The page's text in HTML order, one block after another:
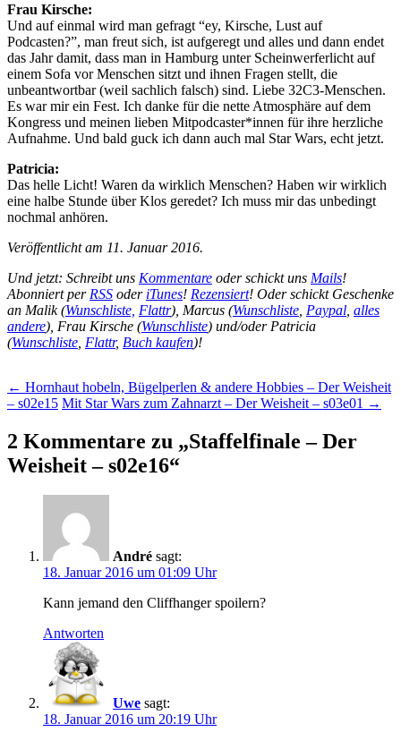
Frau Kirsche:
Und auf einmal wird man gefragt “ey, Kirsche, Lust auf
Podcasten?”, man freut sich, ist aufgeregt und alles und dann endet
das Jahr damit, dass man in Hamburg unter Scheinwerferlicht auf
einem Sofa vor Menschen sitzt und ihnen Fragen stellt, die
unbeantwortbar (weil sachlich falsch) sind. Liebe 32C3-Menschen.
Es war mir ein Fest. Ich danke für die nette Atmosphäre auf dem
Kongress und meinen lieben Mitpodcaster*innen für ihre herzliche
Aufnahme. Und bald guck ich dann auch mal Star Wars, echt jetzt.
Patricia:
Das helle Licht! Waren da wirklich Menschen? Haben wir wirklich
eine halbe Stunde über Klos geredet? Ich muss mir das unbedingt
nochmal anhören.
Veröffentlicht am 11. Januar 2016.
Und jetzt: Schreibt uns Kommentare oder schickt uns Mails!
Abonniert per RSS oder iTunes! Rezensiert! Oder schickt Geschenke
an Malik (Wunschliste, Flattr), Marcus (Wunschliste Paypal alles
andere), Frau Kirsche (Wunschliste) und/oder Patricia
(Wunschliste Flattr, Buch kaufen)!
Beitragsnavigation
← Hornhaut hobeln, Bügelperlen & andere Hobbies – Der Weisheit
– s02e15 Mit Star Wars zum Zahnarzt – Der Weisheit – s03e01 →
2 Kommentare zu „Staffelfinale – Der
Weisheit – s02e16“
André sagt:
18. Januar 2016 um 01:09 Uhr
Kann jemand den Cliffhanger spoilern?
Antworten
Uwe sagt:
18. Januar 2016 um 20:19 Uhr